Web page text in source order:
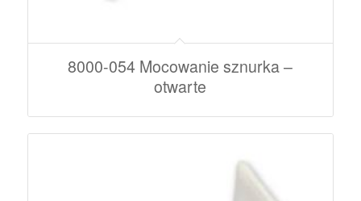
8000-054 Mocowanie sznurka –
otwarte